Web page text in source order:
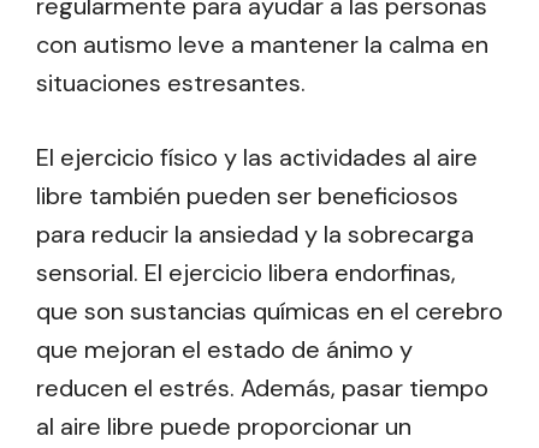
regularmente para ayudar a las personas
con autismo leve a mantener la calma en
situaciones estresantes.
El ejercicio físico y las actividades al aire
libre también pueden ser beneficiosos
para reducir la ansiedad y la sobrecarga
sensorial. El ejercicio libera endorfinas,
que son sustancias químicas en el cerebro
que mejoran el estado de ánimo y
reducen el estrés. Además, pasar tiempo
al aire libre puede proporcionar un